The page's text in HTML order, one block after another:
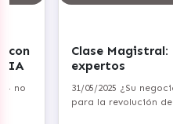
con
IA
— no
Clase
expertos
31/05/2025 ¿Su
para la revolución